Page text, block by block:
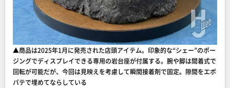
▲商品は2025年1月に発売された店頭アイテム。印象的な“シェー”のポー
ジングでディスプレイできる専用の岩台座が付属する。腕や脚は間着式で
回転が可能だが、今回は見映えを考慮して瞬間接着剤で固定。隙間をエポ
パテで埋めてならしている